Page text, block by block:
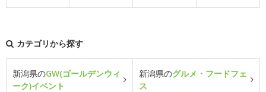
カテゴリから探す
新潟県のGW(ゴールデンウィ
ーク)イベント
新潟県のグルメ・フードフェ
ス